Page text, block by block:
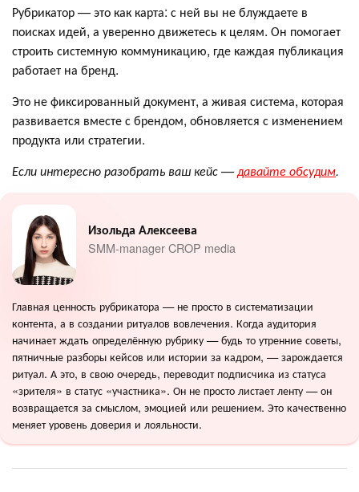
Рубрикатор — это как карта: с ней вы не блуждаете в
поисках идей, а уверенно движетесь к целям. Он помогает
строить системную коммуникацию, где каждая публикация
работает на бренд.
Это не фиксированный документ, а живая система, которая
развивается вместе с брендом, обновляется с изменением
продукта или стратегии.
Если интересно разобрать ваш кейс —давайте обсудим.
Изольда Алексеева
SMM-manager CROP media
Главная ценность рубрикатора — не просто в систематизации
контента, а в создании ритуалов вовлечения. Когда аудитория
начинает ждать определённую рубрику — будь то утренние советы,
пятничные разборы кейсов или истории за кадром, — зарождается
ритуал. А это, в свою очередь, переводит подписчика из статуса
«зрителя» в статус «участника». Он не просто листает ленту — он
возвращается за смыслом, эмоцией или решением. Это качественно
меняет уровень доверия и лояльности.